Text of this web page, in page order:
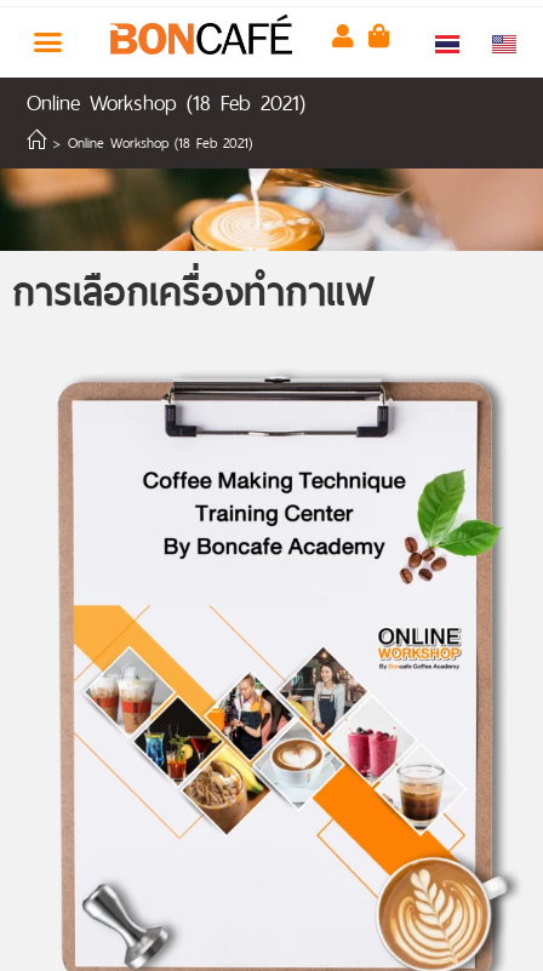
Online Workshop (18 Feb 2021)
> Online Workshop (18 Feb 2021)
การเลือกเครื่องทำกาแฟ